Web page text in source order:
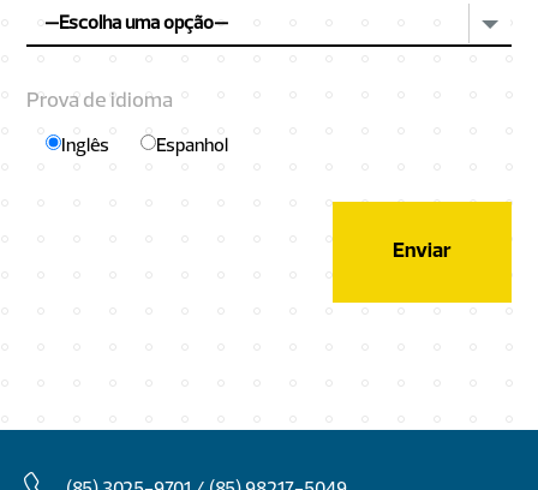
—Escolha uma opção—
Prova de idioma
Inglês Espanhol